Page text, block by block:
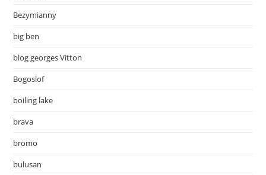
Bezymianny
big ben
blog georges Vitton
Bogoslof
boiling lake
brava
bromo
bulusan